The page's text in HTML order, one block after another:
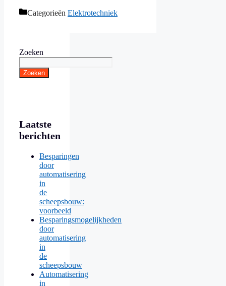
Categorieën Elektrotechniek
Zoeken
Zoeken
Laatste
berichten
Besparingen
door
automatisering
in
de
scheepsbouw:
voorbeeld
Besparingsmogelijkheden
door
automatisering
in
de
scheepsbouw
Automatisering
in